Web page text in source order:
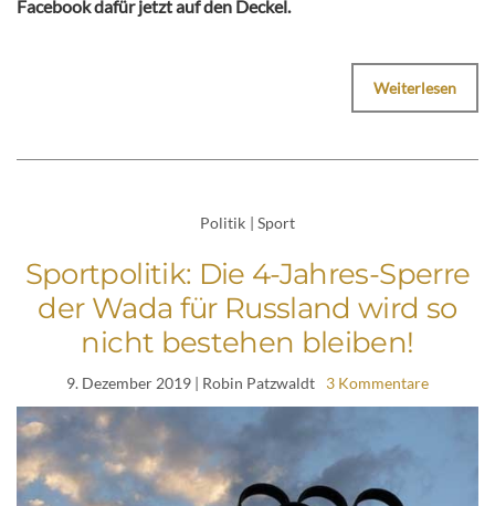
Facebook dafür jetzt auf den Deckel.
Weiterlesen
Politik | Sport
Sportpolitik: Die 4-Jahres-Sperre
der Wada für Russland wird so
nicht bestehen bleiben!
9. Dezember 2019 | Robin Patzwaldt 3 Kommentare